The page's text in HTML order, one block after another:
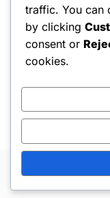
Kategoriat
Käyttäytymismallit
Copyright © 2026
traffic. You can
by clicking
consent or
cookies.